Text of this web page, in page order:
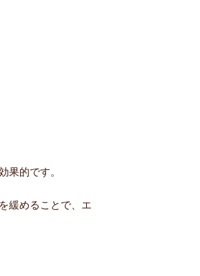
果的です。
緩めることで、エ